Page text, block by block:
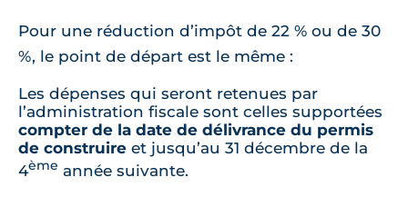
Pour une réduction d’impôt de 22 % ou de 30
%, le point de départ est le même :
Les dépenses qui seront retenues par
l’administration fiscale sont celles supportées
compter de la date de délivrance du permis
de construire et jusqu’au 31 décembre de la
4ème année suivante.